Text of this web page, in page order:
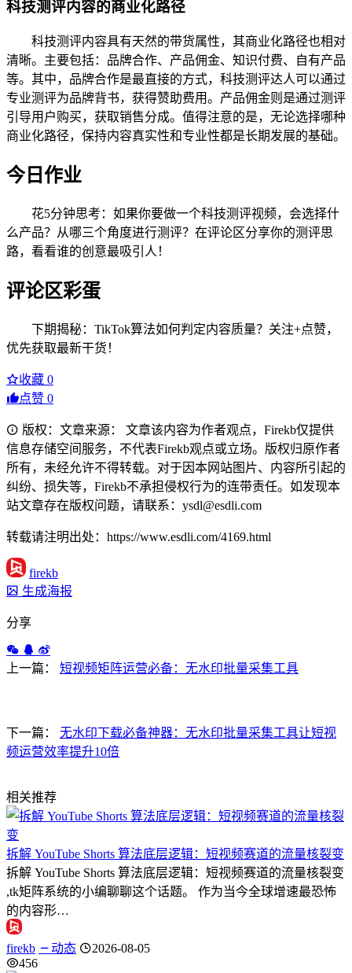
科技测评内容的商业化路径
科技测评内容具有天然的带货属性，其商业化路径也相对
清晰。主要包括：品牌合作、产品佣金、知识付费、自有产品
等。其中，品牌合作是最直接的方式，科技测评达人可以通过
专业测评为品牌背书，获得赞助费用。产品佣金则是通过测评
引导用户购买，获取销售分成。值得注意的是，无论选择哪种
商业化路径，保持内容真实性和专业性都是长期发展的基础。
今日作业
花5分钟思考：如果你要做一个科技测评视频，会选择什
么产品？从哪三个角度进行测评？在评论区分享你的测评思
路，看看谁的创意最吸引人！
评论区彩蛋
下期揭秘：TikTok算法如何判定内容质量？关注+点赞，
优先获取最新干货！
收藏 0
点赞 0
版权：文章来源： 文章该内容为作者观点，Firekb仅提供
信息存储空间服务，不代表Firekb观点或立场。版权归原作者
所有，未经允许不得转载。对于因本网站图片、内容所引起的
纠纷、损失等，Firekb不承担侵权行为的连带责任。如发现本
站文章存在版权问题，请联系：ysdl@esdli.com
转载请注明出处：https://www.esdli.com/4169.html
firekb
生成海报
分享
上一篇： 短视频矩阵运营必备：无水印批量采集工具
下一篇：
无水印下载必备神器：无水印批量采集工具让短视
频运营效率提升10倍
相关推荐
拆解 YouTube Shorts 算法底层逻辑：短视频赛道的流量核裂变
拆解 YouTube Shorts 算法底层逻辑：短视频赛道的流量核裂变
,tk矩阵系统的小编聊聊这个话题。 作为当今全球增速最恐怖
的内容形…
firekb 动态
2026-08-05
456